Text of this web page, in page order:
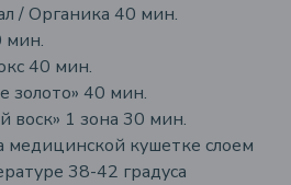
/ Органика 40 мин.
мин.
40 мин.
золото» 40 мин.
воск» 1 зона 30 мин.
медицинской кушетке слоем
38-42 градуса